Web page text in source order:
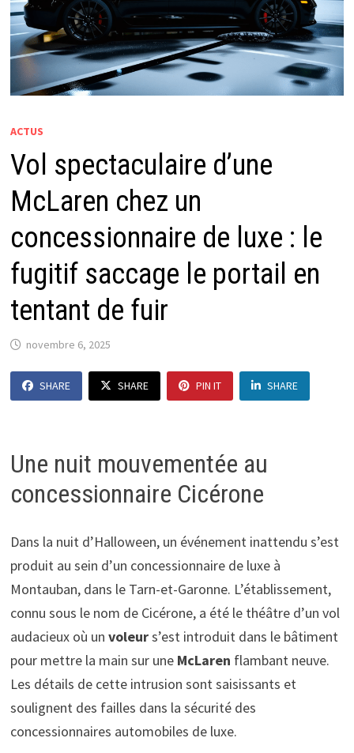
ACTUS
Vol spectaculaire d’une
McLaren chez un
concessionnaire de luxe : le
fugitif saccage le portail en
tentant de fuir
novembre 6, 2025
SHARE SHARE PIN IT SHARE
Une nuit mouvementée au
concessionnaire Cicérone
Dans la nuit d’Halloween, un événement inattendu s’est
produit au sein d’un concessionnaire de luxe à
Montauban, dans le Tarn-et-Garonne. L’établissement,
connu sous le nom de Cicérone, a été le théâtre d’un vol
audacieux où un voleurs’est introduit dans le bâtiment
pour mettre la main sur une McLaren flambant neuve.
Les détails de cette intrusion sont saisissants et
soulignent des failles dans la sécurité des
concessionnaires automobiles de luxe.